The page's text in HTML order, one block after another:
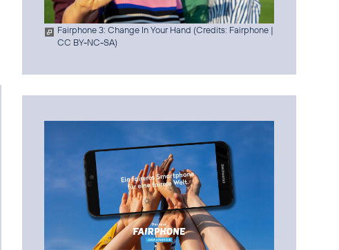
Fairphone 3: Change In Your Hand (Credits: Fairphone |
CC BY-NC-SA)